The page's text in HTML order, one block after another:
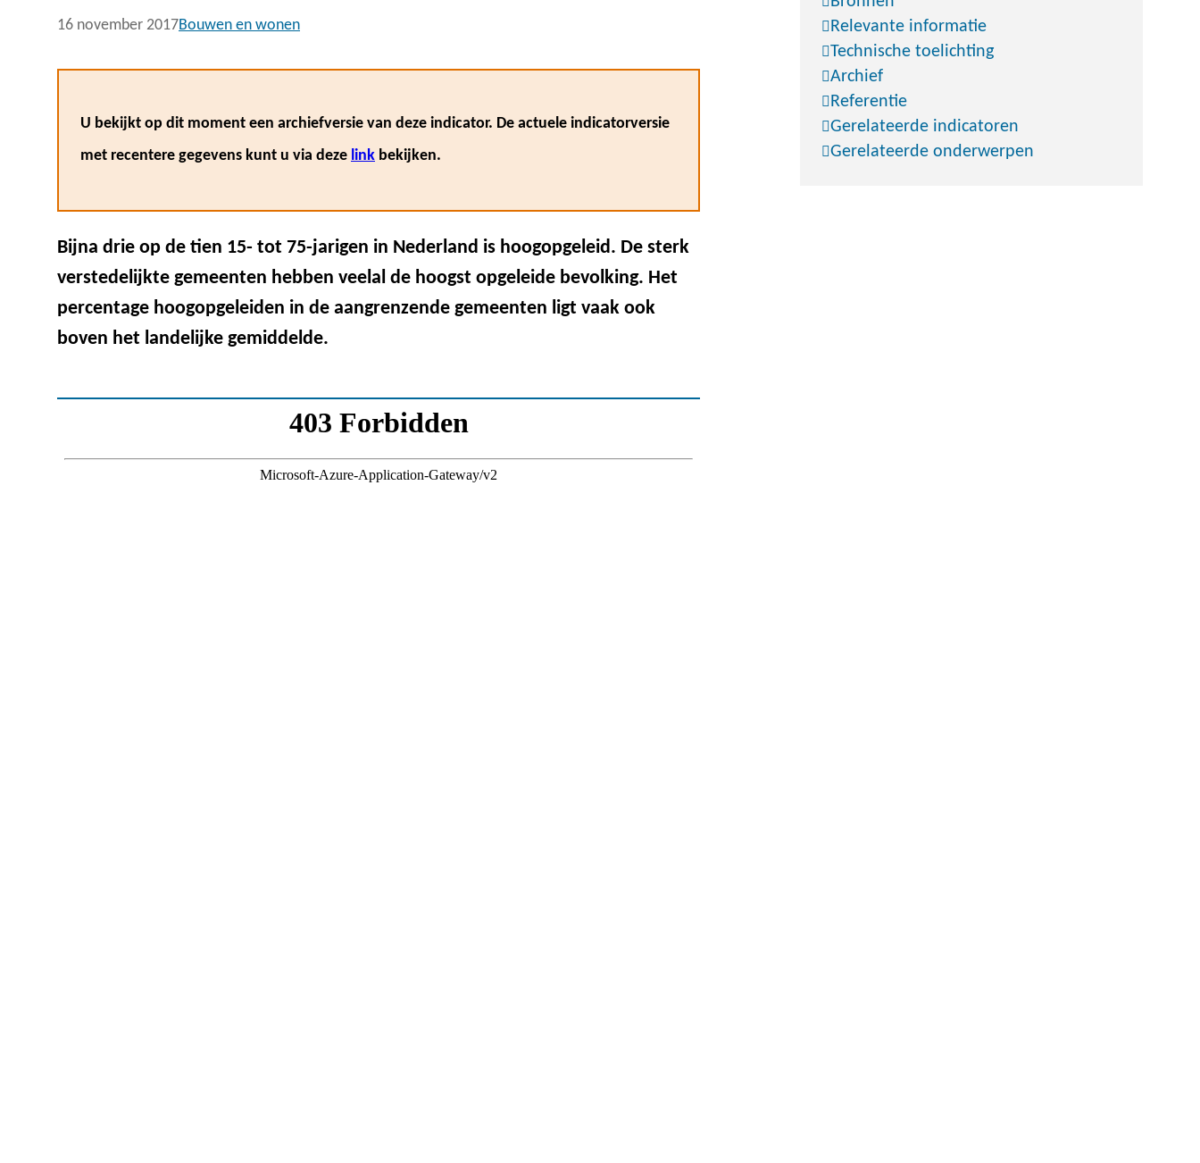
16 november 2017Bouwen en wonen
Relevante informatie
Technische toelichting
Archief
Referentie
Gerelateerde indicatoren
Gerelateerde onderwerpen
U bekijkt op dit moment een archiefversie van deze indicator. De actuele indicatorversie
met recentere gegevens kunt u via deze link bekijken.
Bijna drie op de tien 15- tot 75-jarigen in Nederland is hoogopgeleid. De sterk
verstedelijkte gemeenten hebben veelal de hoogst opgeleide bevolking. Het
percentage hoogopgeleiden in de aangrenzende gemeenten ligt vaak ook
boven het landelijke gemiddelde.